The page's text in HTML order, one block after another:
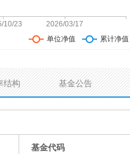
结构 基金公告
基金代码